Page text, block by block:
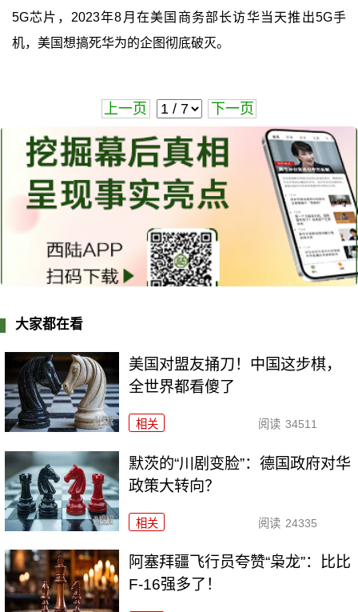
5G芯片，2023年8月在美国商务部长访华当天推出5G手
机，美国想搞死华为的企图彻底破灭。
上一页 下一页
大家都在看
美国对盟友捅刀！中国这步棋，
全世界都看傻了
相关 阅读 34511
默茨的“川剧变脸”：德国政府对华
政策大转向？
相关 阅读 24335
阿塞拜疆飞行员夸赞“枭龙”：比比
F-16强多了！